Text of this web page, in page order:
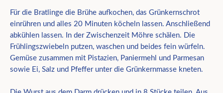
Für die Bratlinge die Brühe aufkochen, das Grünkernschrot
einrühren und alles 20 Minuten köcheln lassen. Anschließend
abkühlen lassen. In der Zwischenzeit Möhre schälen. Die
Frühlingszwiebeln putzen, waschen und beides fein würfeln.
Gemüse zusammen mit Pistazien, Paniermehl und Parmesan
sowie Ei, Salz und Pfeffer unter die Grünkernmasse kneten.